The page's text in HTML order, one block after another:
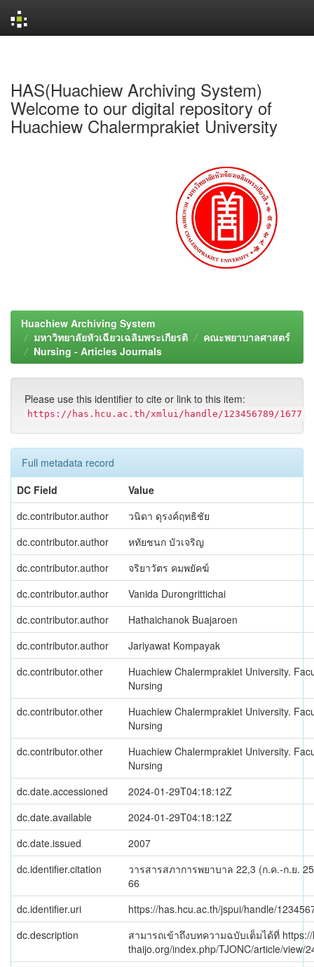
HAS(Huachiew Archiving System)
Welcome to our digital repository of
Huachiew Chalermprakiet University
Huachiew Archiving System
มหาวิทยาลัยหัวเฉียวเฉลิมพระเกียรติ
คณะพยาบาลศาสตร์
Nursing - Articles Journals
Please use this identifier to cite or link to this item:
https://has.hcu.ac.th/xmlui/handle/123456789/1677
Full metadata record
DC Field
Value
dc.contributor.author
วนิดา ดุรงค์ฤทธิชัย
dc.contributor.author
หทัยชนก บัวเจริญ
dc.contributor.author
จริยาวัตร คมพยัคฆ์
dc.contributor.author
Vanida Durongrittichai
dc.contributor.author
Hathaichanok Buajaroen
dc.contributor.author
Jariyawat Kompayak
dc.contributor.other
Huachiew Chalermprakiet University.
Nursing
dc.contributor.other
Huachiew Chalermprakiet University.
Nursing
dc.contributor.other
Huachiew Chalermprakiet University.
Nursing
dc.date.accessioned
2024-01-29T04:18:12Z
dc.date.available
2024-01-29T04:18:12Z
dc.date.issued
2007
dc.identifier.citation
วารสารสภาการพยาบาล 22,3 (ก.ค.-ก.ย.
66
dc.identifier.uri
https://has.hcu.ac.th/jspui/handle/
dc.description
สามารถเข้าถึงบทความฉบับเต็มได้ที่
thaijo.org/index.php/TJONC/article/view/